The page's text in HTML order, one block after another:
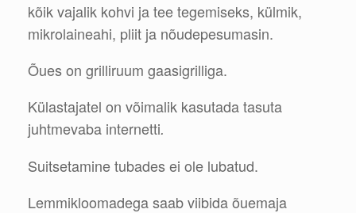
kõik vajalik kohvi ja tee tegemiseks, külmik,
mikrolaineahi, pliit ja nõudepesumasin.
Õues on grilliruum gaasigrilliga.
Külastajatel on võimalik kasutada tasuta
juhtmevaba internetti.
Suitsetamine tubades ei ole lubatud.
Lemmikloomadega saab viibida õuemaja